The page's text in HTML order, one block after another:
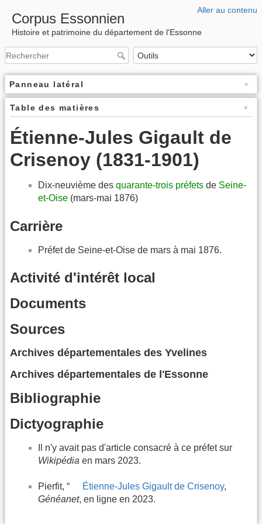
Aller au contenu
Corpus Essonnien
Histoire et patrimoine du département de l'Essonne
Panneau latéral
Table des matières
Étienne-Jules Gigault de
Crisenoy (1831-1901)
Dix-neuvième des quarante-trois préfets de Seine-
et-Oise (mars-mai 1876)
Carrière
Préfet de Seine-et-Oise de mars à mai 1876.
Activité d'intérêt local
Documents
Sources
Archives départementales des Yvelines
Archives départementales de l'Essonne
Bibliographie
Dictyographie
Il n'y avait pas d'article consacré à ce préfet sur
Wikipédia en mars 2023.
Pierfit, “ Étienne-Jules Gigault de Crisenoy,
Généanet, en ligne en 2023.